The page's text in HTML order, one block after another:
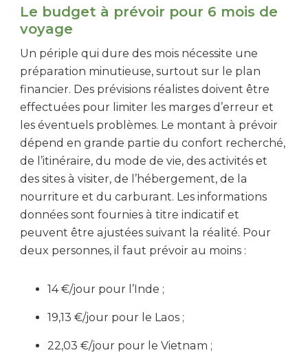
Le budget à prévoir pour 6 mois de
voyage
Un périple qui dure des mois nécessite une
préparation minutieuse, surtout sur le plan
financier. Des prévisions réalistes doivent être
effectuées pour limiter les marges d’erreur et
les éventuels problèmes. Le montant à prévoir
dépend en grande partie du confort recherché,
de l’itinéraire, du mode de vie, des activités et
des sites à visiter, de l’hébergement, de la
nourriture et du carburant. Les informations
données sont fournies à titre indicatif et
peuvent être ajustées suivant la réalité. Pour
deux personnes, il faut prévoir au moins :
14 €/jour pour l’Inde ;
19,13 €/jour pour le Laos ;
22,03 €/jour pour le Vietnam ;